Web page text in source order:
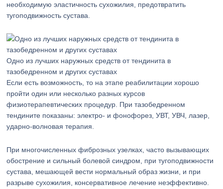
необходимую эластичность сухожилия, предотвратить
тугоподвижность сустава.
Одно из лучших наружных средств от тендинита в
тазобедренном и других суставах
Если есть возможность, то на этапе реабилитации хорошо
пройти один или несколько разных курсов
физиотерапевтических процедур. При тазобедренном
тендините показаны: электро- и фонофорез, УВТ, УВЧ, лазер,
ударно-волновая терапия.
При многочисленных фиброзных узелках, часто вызывающих
обострение и сильный болевой синдром, при тугоподвижности
сустава, мешающей вести нормальный образ жизни, и при
разрыве сухожилия, консервативное лечение неэффективно.